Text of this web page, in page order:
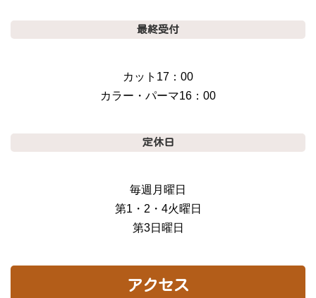
最終受付
カット17：00
カラー・パーマ16：00
定休日
毎週月曜日
第1・2・4火曜日
第3日曜日
アクセス